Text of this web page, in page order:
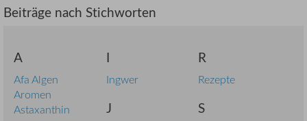
Beiträge nach Stichworten
A
Afa Algen
Aromen
Astaxanthin
I
Ingwer
J
R
Rezepte
S